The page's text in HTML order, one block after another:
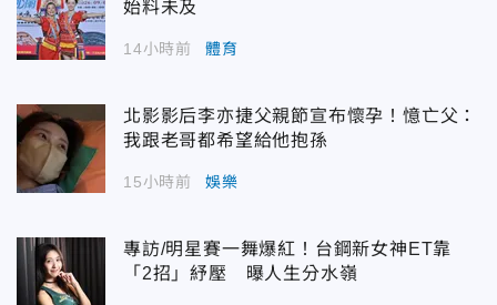
始料未及
14小時前 體育
北影影后李亦捷父親節宣布懷孕！憶亡父：
我跟老哥都希望給他抱孫
15小時前 娛樂
專訪/明星賽一舞爆紅！台鋼新女神ET靠
「2招」紓壓 曝人生分水嶺